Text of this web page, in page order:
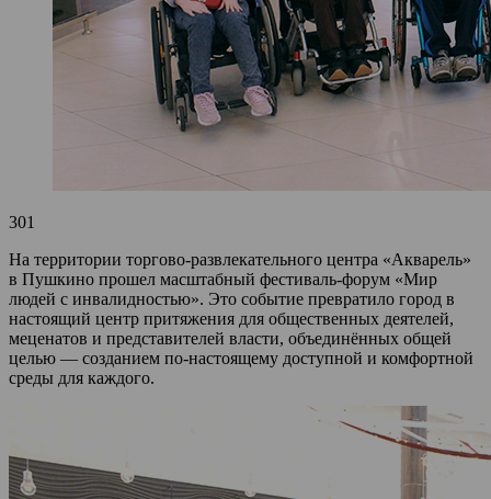
301
На территории торгово-развлекательного центра «Акварель»
в Пушкино прошел масштабный фестиваль-форум «Мир
людей с инвалидностью». Это событие превратило город в
настоящий центр притяжения для общественных деятелей,
меценатов и представителей власти, объединённых общей
целью — созданием по-настоящему доступной и комфортной
среды для каждого.